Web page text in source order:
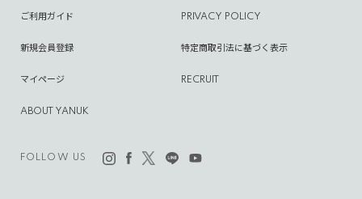
FOLLOW US
ご利用ガイド PRIVACY POLICY
新規会員登録 特定商取引法に基づく表示
マイページ RECRUIT
ABOUT YANUK